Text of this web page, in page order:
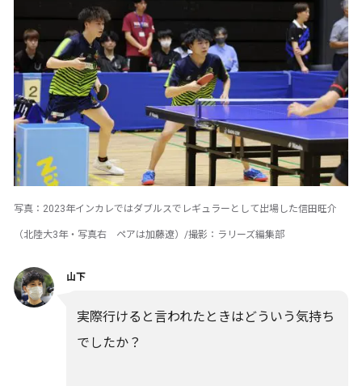
写真：2023年インカレではダブルスでレギュラーとして出場した信田旺介
（北陸大3年・写真右 ペアは加藤遼）/撮影：ラリーズ編集部
山下
実際行けると言われたときはどういう気持ち
でしたか？